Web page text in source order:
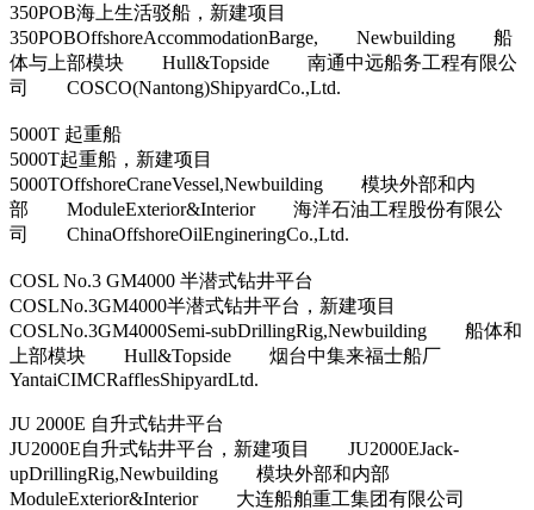
350POB海上生活驳船，新建项目
350POBOffshoreAccommodationBarge, Newbuilding 船
体与上部模块 Hull&Topside 南通中远船务工程有限公
司 COSCO(Nantong)ShipyardCo.,Ltd.
5000T 起重船
5000T起重船，新建项目
5000TOffshoreCraneVessel,Newbuilding 模块外部和内
部 ModuleExterior&Interior 海洋石油工程股份有限公
司 ChinaOffshoreOilEngineringCo.,Ltd.
COSL No.3 GM4000 半潜式钻井平台
COSLNo.3GM4000半潜式钻井平台，新建项目
COSLNo.3GM4000Semi-subDrillingRig,Newbuilding 船体和
上部模块 Hull&Topside 烟台中集来福士船厂
YantaiCIMCRafflesShipyardLtd.
JU 2000E 自升式钻井平台
JU2000E自升式钻井平台，新建项目 JU2000EJack-
upDrillingRig,Newbuilding 模块外部和内部
ModuleExterior&Interior 大连船舶重工集团有限公司